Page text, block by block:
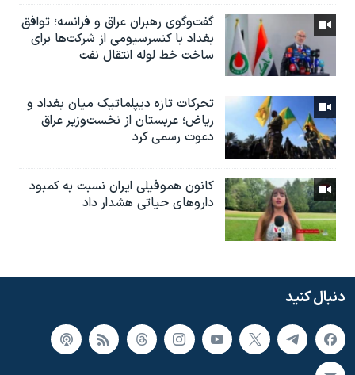
گفت‌وگوی رهبران عراق و فرانسه؛ توافق
بغداد با کنسرسیومی از شرکت‌ها برای
ساخت خط لوله انتقال نفت
تحرکات تازه دیپلماتیک میان بغداد و
ریاض؛ عربستان از نخست‌وزیر عراق
دعوت رسمی کرد
کانون هموفیلی ایران نسبت به کمبود
داروهای حیاتی هشدار داد
دنبال کنید